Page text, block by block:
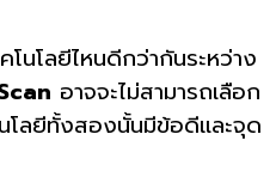
โนโลยีไหนดีกว่ากันระหว่าง
อาจจะไม่สามารถเลือก
โลยีทั้งสองนั้นมีข้อดีและจุด